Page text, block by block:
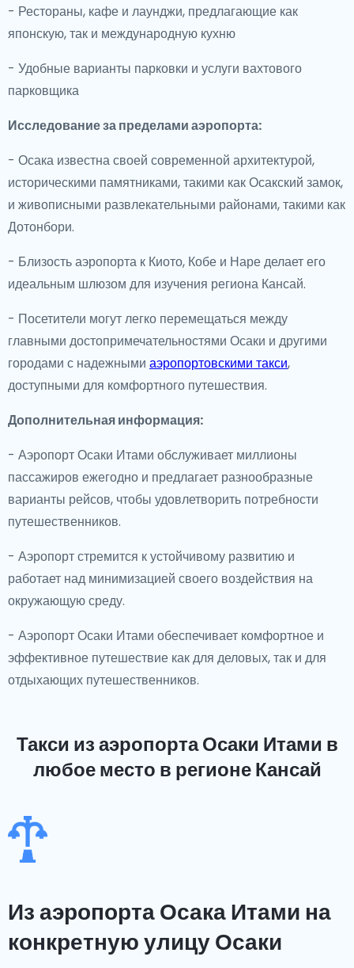
- Рестораны, кафе и лаунджи, предлагающие как
японскую, так и международную кухню
- Удобные варианты парковки и услуги вахтового
парковщика
Исследование за пределами аэропорта:
- Осака известна своей современной архитектурой,
историческими памятниками, такими как Осакский замок,
и живописными развлекательными районами, такими как
Дотонбори.
- Близость аэропорта к Киото, Кобе и Наре делает его
идеальным шлюзом для изучения региона Кансай.
- Посетители могут легко перемещаться между
главными достопримечательностями Осаки и другими
городами с надежными аэропортовскими такси,
доступными для комфортного путешествия.
Дополнительная информация:
- Аэропорт Осаки Итами обслуживает миллионы
пассажиров ежегодно и предлагает разнообразные
варианты рейсов, чтобы удовлетворить потребности
путешественников.
- Аэропорт стремится к устойчивому развитию и
работает над минимизацией своего воздействия на
окружающую среду.
- Аэропорт Осаки Итами обеспечивает комфортное и
эффективное путешествие как для деловых, так и для
отдыхающих путешественников.
Такси из аэропорта Осаки Итами в
любое место в регионе Кансай
Из аэропорта Осака Итами на
конкретную улицу Осаки